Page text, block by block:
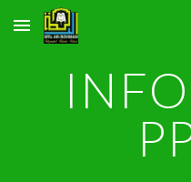
Skip to main content